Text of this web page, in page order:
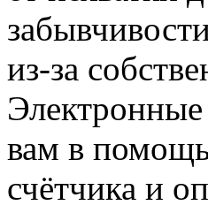
из-за
вам в
счётчика и